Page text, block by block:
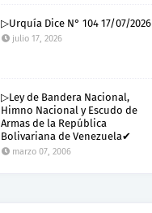
▷Urquía Dice N° 104 17/07/2026
julio 17, 2026
▷Ley de Bandera Nacional,
Himno Nacional y Escudo de
Armas de la República
Bolivariana de Venezuela✔
marzo 07, 2006